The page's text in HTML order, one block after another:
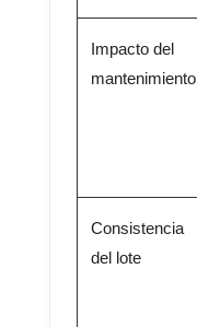
Impacto del
mantenimiento
Consistencia
del lote